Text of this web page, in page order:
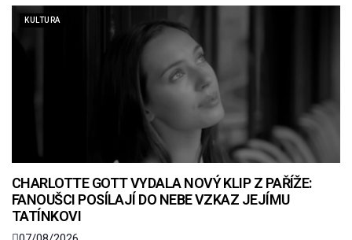
KULTURA
CHARLOTTE GOTT VYDALA NOVÝ KLIP Z PAŘÍŽE:
FANOUŠCI POSÍLAJÍ DO NEBE VZKAZ JEJÍMU
TATÍNKOVI